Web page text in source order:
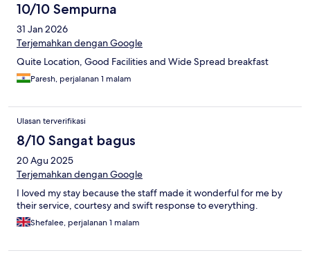
10/10 Sempurna
31 Jan 2026
Terjemahkan dengan Google
Quite Location, Good Facilities and Wide Spread breakfast
Paresh, perjalanan 1 malam
Ulasan terverifikasi
8/10 Sangat bagus
20 Agu 2025
Terjemahkan dengan Google
I loved my stay because the staff made it wonderful for me by
their service, courtesy and swift response to everything.
Shefalee, perjalanan 1 malam